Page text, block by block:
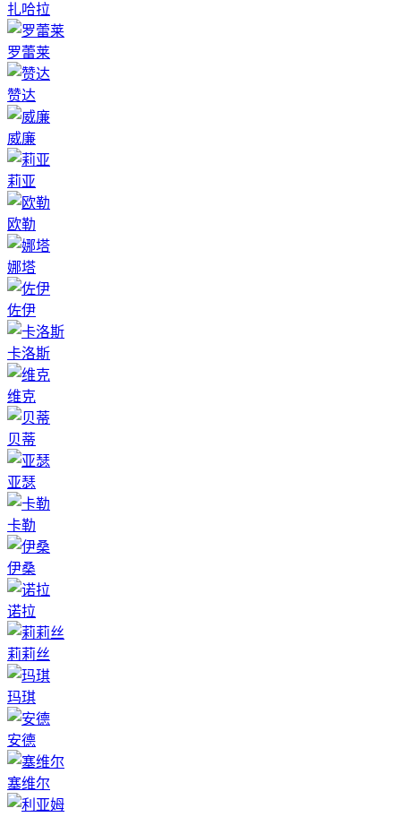
扎哈拉
罗蕾莱
赞达
威廉
莉亚
欧勒
娜塔
佐伊
卡洛斯
维克
贝蒂
亚瑟
卡勒
伊桑
诺拉
莉莉丝
玛琪
安德
塞维尔